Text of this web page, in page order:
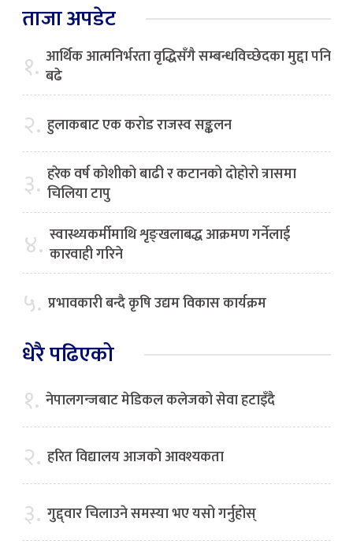
ताजा अपडेट
१. आर्थिक आत्मनिर्भरता वृद्धिसँगै सम्बन्धविच्छेदका मुद्दा पनि
बढे
२. हुलाकबाट एक करोड राजस्व सङ्कलन
३. हरेक वर्ष कोशीको बाढी र कटानको दोहोरो त्रासमा
चिलिया टापु
४. स्वास्थ्यकर्मीमाथि शृङ्खलाबद्ध आक्रमण गर्नेलाई
कारवाही गरिने
५. प्रभावकारी बन्दै कृषि उद्यम विकास कार्यक्रम
धेरै पढिएको
१. नेपालगन्जबाट मेडिकल कलेजको सेवा हटाइँदै
२. हरित विद्यालय आजको आवश्यकता
३. गुद्द्वार चिलाउने समस्या भए यसो गर्नुहोस्